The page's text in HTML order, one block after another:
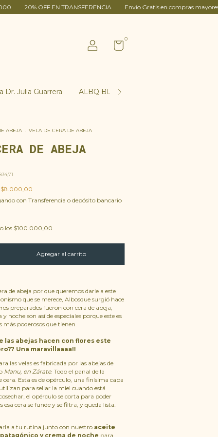
EN TRANSFERENCIA Envio Gratis en compras mayores $100.000
0
Dr. Julia Guarrera ALBQ BLOG
ABEJA . VELA DE CERA DE ABEJA
DE ABEJA
$8.000,00
con Transferencia o depósito bancario
los $100.000,00
de abeja por que queremos darle a este
que se merece, Albosque surgió hace
preparados fueron con cera de abeja,
noche son así de especiales porque este es
más poderosos que tienen.
las abejas hacen con flores este
Una maravillaaaa!!
las velas es fabricada por las abejas de
Manu, en Zárate. Todo el panal de la
cera. Esta es de opérculo, una finísima capa
para sellar la miel cuando está
el opérculo se corta para poder
esa cera se funde y se filtra, y queda lista.
a tu rutina junto con nuestro aceite
y crema de noche para